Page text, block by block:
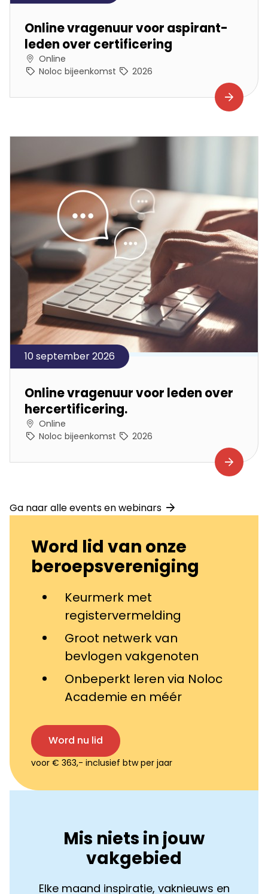
Online vragenuur voor aspirant-
leden over certificering
Online
Noloc bijeenkomst
2026
Online vragenuur voor leden over
hercertificering.
10 september 2026
Online
Noloc bijeenkomst
2026
Ga naar alle events en webinars
Word lid van onze
beroepsvereniging
Keurmerk met
registervermelding
Groot netwerk van
bevlogen vakgenoten
Onbeperkt leren via Noloc
Academie en méér
Word nu lid
voor € 363,- inclusief btw per jaar
Mis niets in jouw
vakgebied
Elke maand inspiratie, vaknieuws en